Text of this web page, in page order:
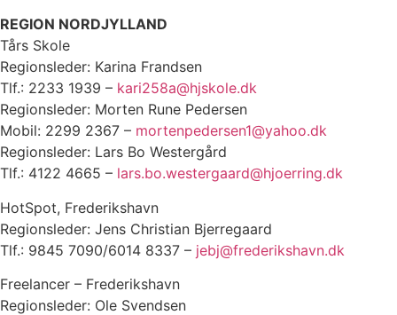
REGION NORDJYLLAND
Tårs Skole
Regionsleder: Karina Frandsen
Tlf.: 2233 1939 – kari258a@hjskole.dk
Regionsleder: Morten Rune Pedersen
Mobil: 2299 2367 – mortenpedersen1@yahoo.dk
Regionsleder: Lars Bo Westergård
Tlf.: 4122 4665 – lars.bo.westergaard@hjoerring.dk
HotSpot, Frederikshavn
Regionsleder: Jens Christian Bjerregaard
Tlf.: 9845 7090/6014 8337 – jebj@frederikshavn.dk
Freelancer – Frederikshavn
Regionsleder: Ole Svendsen